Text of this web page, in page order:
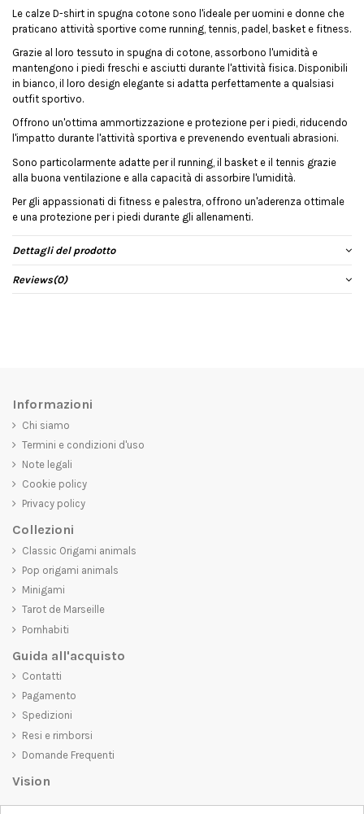
Le calze D-shirt in spugna cotone sono l'ideale per uomini e donne che
praticano attività sportive come running, tennis, padel, basket e fitness.
Grazie al loro tessuto in spugna di cotone, assorbono l'umidità e
mantengono i piedi freschi e asciutti durante l'attività fisica. Disponibili
in bianco, il loro design elegante si adatta perfettamente a qualsiasi
outfit sportivo.
Offrono un'ottima ammortizzazione e protezione per i piedi, riducendo
l'impatto durante l'attività sportiva e prevenendo eventuali abrasioni.
Sono particolarmente adatte per il running, il basket e il tennis grazie
alla buona ventilazione e alla capacità di assorbire l'umidità.
Per gli appassionati di fitness e palestra, offrono un'aderenza ottimale
e una protezione per i piedi durante gli allenamenti.
Dettagli del prodotto
Reviews(0)
Informazioni
Chi siamo
Termini e condizioni d'uso
Note legali
Cookie policy
Privacy policy
Collezioni
Classic Origami animals
Pop origami animals
Minigami
Tarot de Marseille
Pornhabiti
Guida all'acquisto
Contatti
Pagamento
Spedizioni
Resi e rimborsi
Domande Frequenti
Vision